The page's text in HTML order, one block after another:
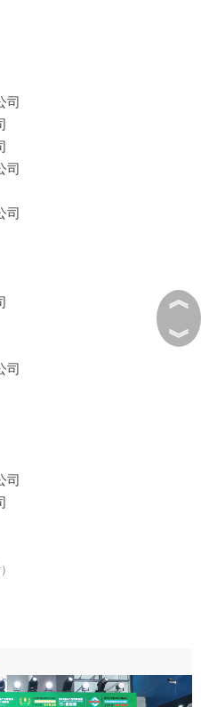
司
司
司
司
司
︽
︾